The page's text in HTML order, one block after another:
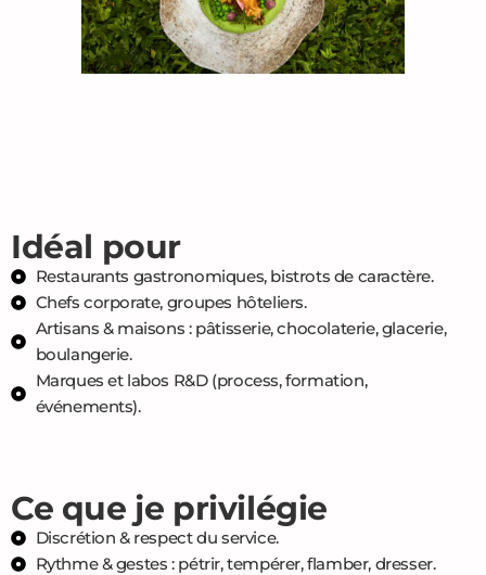
Idéal pour
Restaurants gastronomiques, bistrots de caractère.
Chefs corporate, groupes hôteliers.
Artisans & maisons : pâtisserie, chocolaterie, glacerie,
boulangerie.
Marques et labos R&D (process, formation,
événements).
Ce que je privilégie
Discrétion & respect du service.
Rythme & gestes : pétrir, tempérer, flamber, dresser.